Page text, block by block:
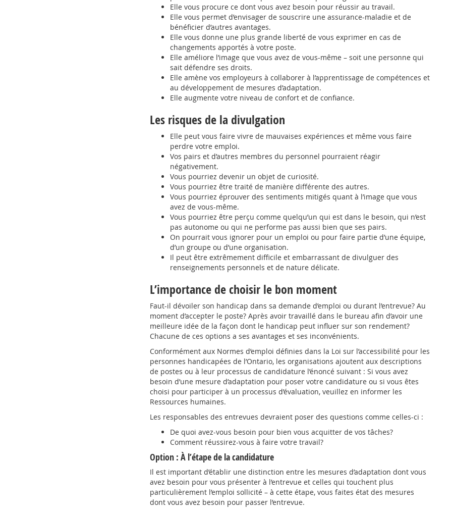
Elle vous procure ce dont vous avez besoin pour réussir au travail.
Elle vous permet d’envisager de souscrire une assurance-maladie et de
bénéficier d’autres avantages.
Elle vous donne une plus grande liberté de vous exprimer en cas de
changements apportés à votre poste.
Elle améliore l’image que vous avez de vous-même – soit une personne qui
sait défendre ses droits.
Elle amène vos employeurs à collaborer à l’apprentissage de compétences et
au développement de mesures d’adaptation.
Elle augmente votre niveau de confort et de confiance.
Les risques de la divulgation
Elle peut vous faire vivre de mauvaises expériences et même vous faire
perdre votre emploi.
Vos pairs et d’autres membres du personnel pourraient réagir
négativement.
Vous pourriez devenir un objet de curiosité.
Vous pourriez être traité de manière différente des autres.
Vous pourriez éprouver des sentiments mitigés quant à l’image que vous
avez de vous-même.
Vous pourriez être perçu comme quelqu’un qui est dans le besoin, qui n’est
pas autonome ou qui ne performe pas aussi bien que ses pairs.
On pourrait vous ignorer pour un emploi ou pour faire partie d’une équipe,
d’un groupe ou d’une organisation.
Il peut être extrêmement difficile et embarrassant de divulguer des
renseignements personnels et de nature délicate.
L’importance de choisir le bon moment
Faut-il dévoiler son handicap dans sa demande d’emploi ou durant l’entrevue? Au
moment d’accepter le poste? Après avoir travaillé dans le bureau afin d’avoir une
meilleure idée de la façon dont le handicap peut influer sur son rendement?
Chacune de ces options a ses avantages et ses inconvénients.
Conformément aux Normes d’emploi définies dans la Loi sur l’accessibilité pour les
personnes handicapées de l’Ontario, les organisations ajoutent aux descriptions
de postes ou à leur processus de candidature l’énoncé suivant : Si vous avez
besoin d’une mesure d’adaptation pour poser votre candidature ou si vous êtes
choisi pour participer à un processus d’évaluation, veuillez en informer les
Ressources humaines.
Les responsables des entrevues devraient poser des questions comme celles-ci :
De quoi avez-vous besoin pour bien vous acquitter de vos tâches?
Comment réussirez-vous à faire votre travail?
Option : À l’étape de la candidature
Il est important d’établir une distinction entre les mesures d’adaptation dont vous
avez besoin pour vous présenter à l’entrevue et celles qui touchent plus
particulièrement l’emploi sollicité – à cette étape, vous faites état des mesures
dont vous avez besoin pour passer l’entrevue.